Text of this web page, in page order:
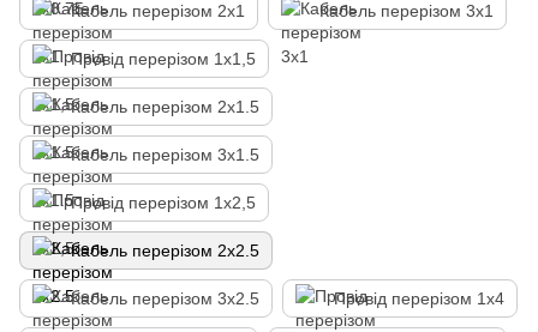
Кабель перерізом 2х1 Кабель перерізом 3х1
Провід перерізом 1х1,5
Кабель перерізом 2х1.5
Кабель перерізом 3х1.5
Провід перерізом 1х2,5
Кабель перерізом 2х2.5
Кабель перерізом 3х2.5 Провід перерізом 1х4